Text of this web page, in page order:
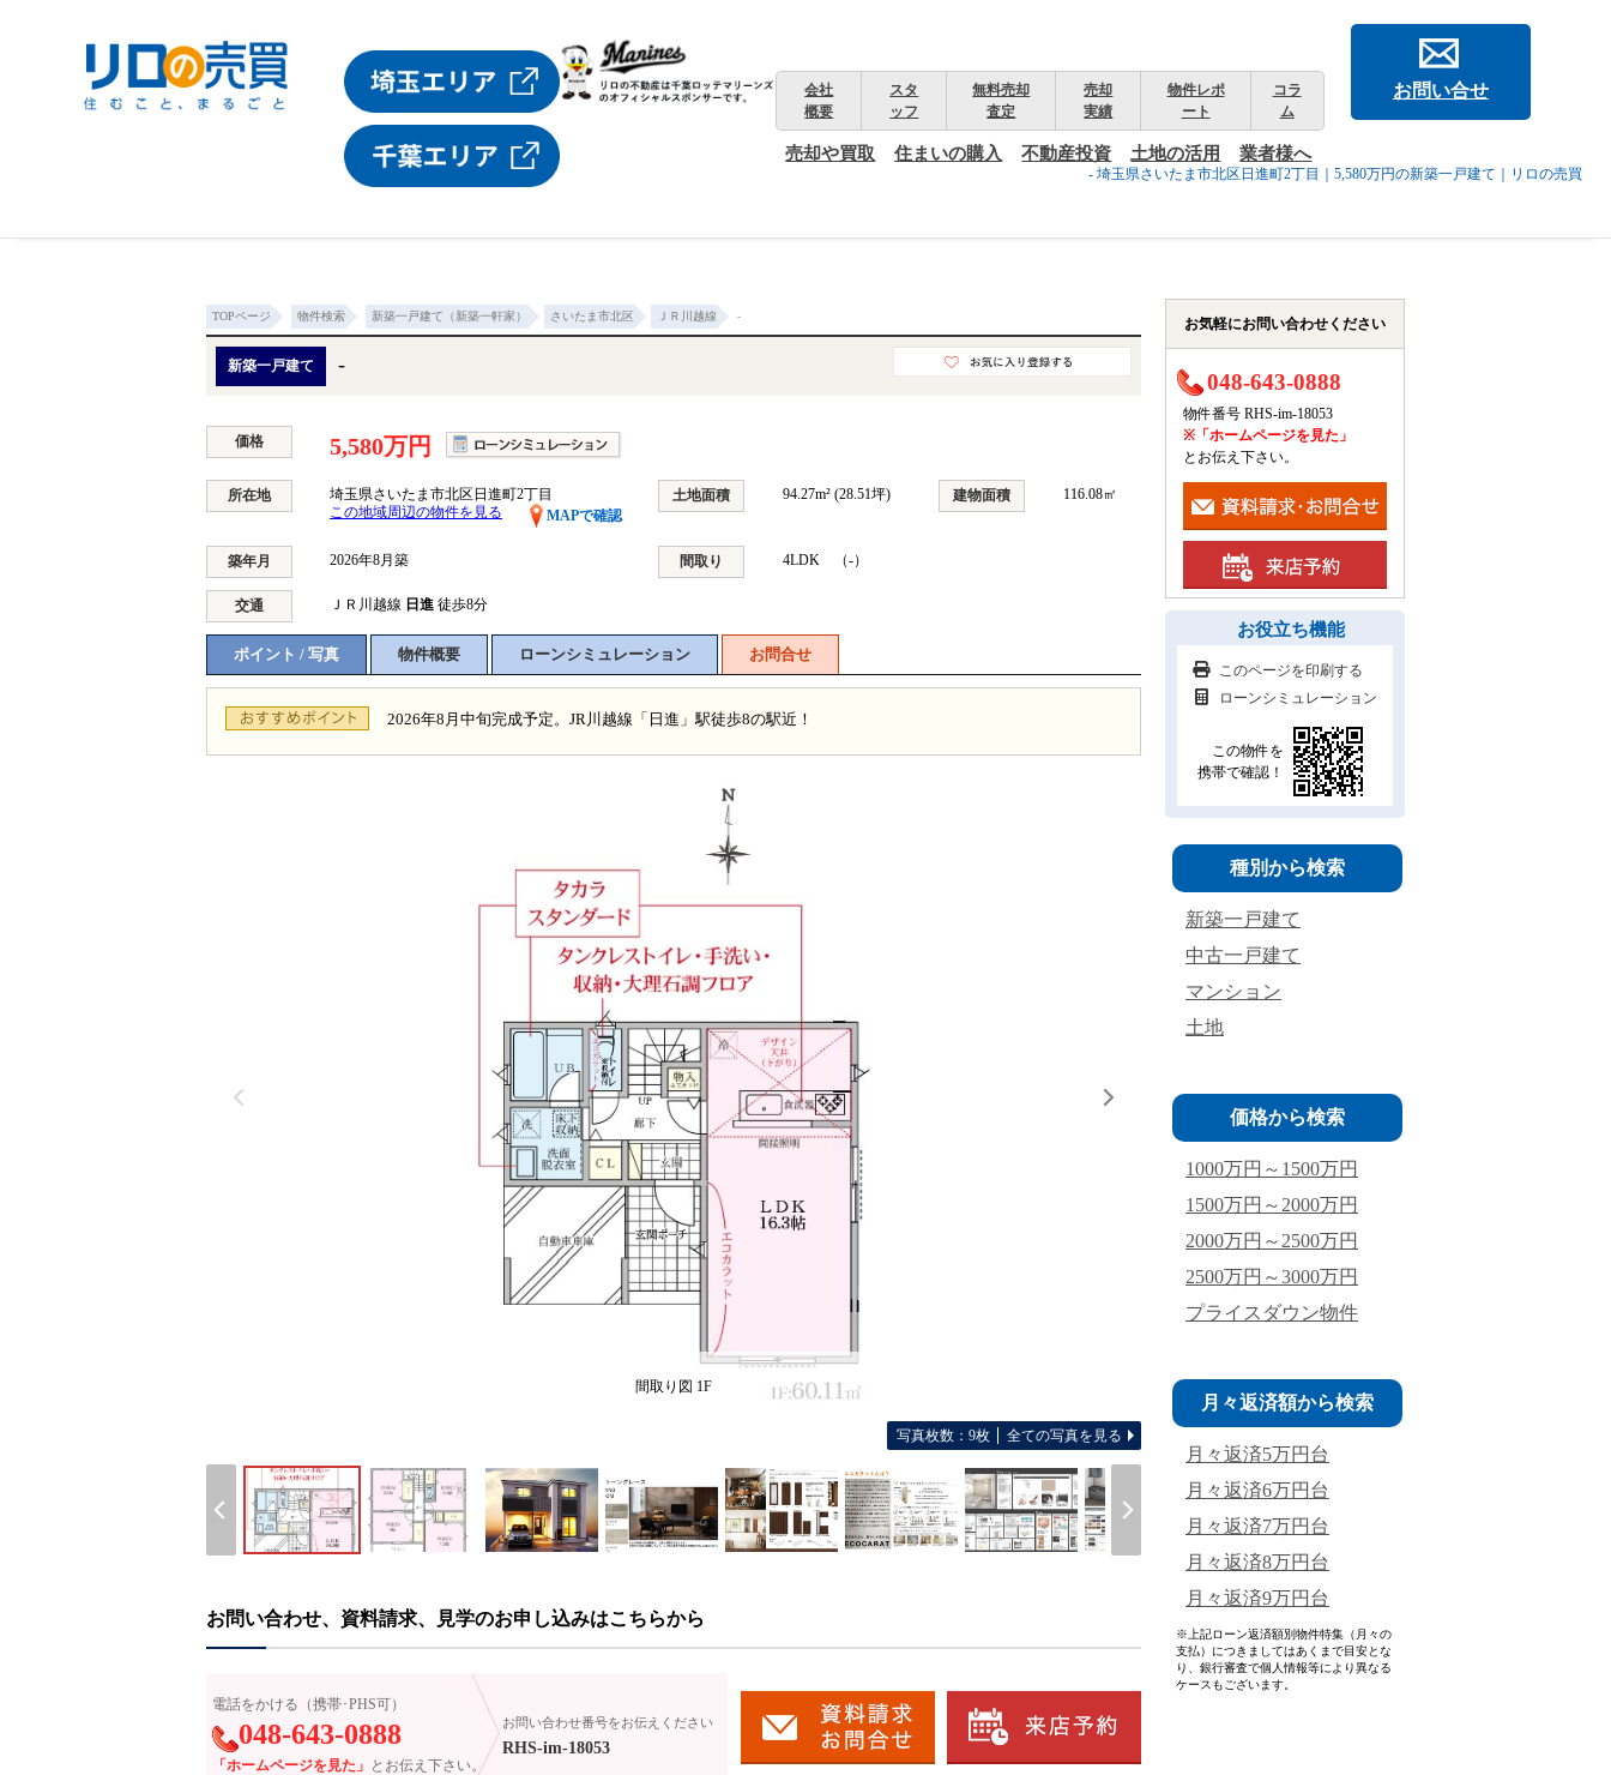
- 埼玉県さいたま市北区日進町2丁目｜5,580万円の新築一戸建て｜リロの売買
会社
概要
スタ
ッフ
無料売却
査定
売却
実績
物件レポ
ート
コラ
ム
売却や買取 住まいの購入 不動産投資 土地の活用 業者様へ
お問い合せ
TOPページ 物件検索 新築一戸建て（新築一軒家） さいたま市北区 ＪＲ川越線 -
新築一戸建て -
価格 5,580万円
所在地
埼玉県さいたま市北区日進町2丁目
MAPで確認
この地域周辺の物件を見る
土地面積 94.27m² (28.51坪) 建物面積 116.08㎡
築年月 2026年8月築 間取り 4LDK （-）
交通 ＪＲ川越線 日進 徒歩8分
ポイント / 写真 物件概要 ローンシミュレーション お問合せ
2026年8月中旬完成予定。JR川越線「日進」駅徒歩8の駅近！
間取り図 1F
写真枚数：9枚 全ての写真を見る
お問い合わせ、資料請求、見学のお申し込みはこちらから
電話をかける（携帯･PHS可）
048-643-0888
「ホームページを見た」 とお伝え下さい。
お問い合わせ番号をお伝えください
RHS-im-18053
お気軽にお問い合わせください
048-643-0888
物件番号 RHS-im-18053
※「ホームページを見た」
とお伝え下さい。
お役立ち機能
このページを印刷する
ローンシミュレーション
この物件を
携帯で確認！
種別から検索
新築一戸建て
中古一戸建て
マンション
土地
価格から検索
1000万円～1500万円
1500万円～2000万円
2000万円～2500万円
2500万円～3000万円
プライスダウン物件
月々返済額から検索
月々返済5万円台
月々返済6万円台
月々返済7万円台
月々返済8万円台
月々返済9万円台
※上記ローン返済額別物件特集（月々の
支払）につきましてはあくまで目安とな
り、銀行審査で個人情報等により異なる
ケースもございます。